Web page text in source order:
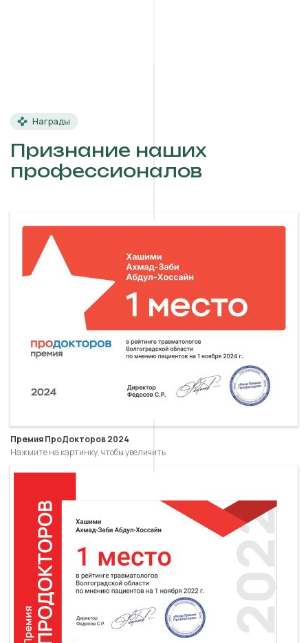
Награды
Признание наших
профессионалов
Премия ПроДокторов 2024
Нажмите на картинку, чтобы увеличить